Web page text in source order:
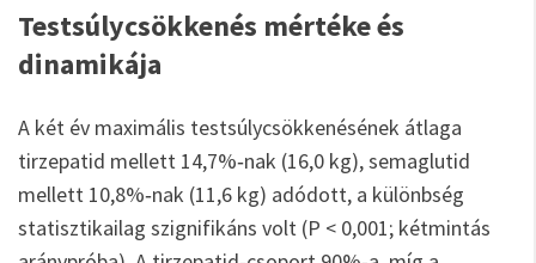
Testsúlycsökkenés mértéke és
dinamikája
A két év maximális testsúlycsökkenésének átlaga
tirzepatid mellett 14,7%‑nak (16,0 kg), semaglutid
mellett 10,8%‑nak (11,6 kg) adódott, a különbség
statisztikailag szignifikáns volt (P < 0,001; kétmintás